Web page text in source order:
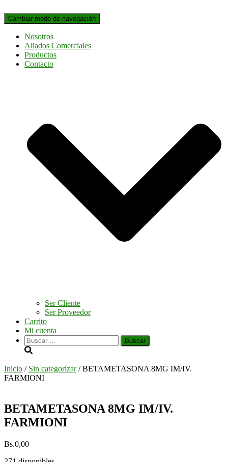
Cambiar modo de navegación
Nosotros
Aliados Comerciales
Productos
Contacto
Ser Cliente
Ser Proveedor
Carrito
Mi cuenta
Buscar:
Inicio / Sin categorizar/ BETAMETASONA 8MG IM/IV.
FARMIONI
BETAMETASONA 8MG IM/IV.
FARMIONI
Bs.0,00